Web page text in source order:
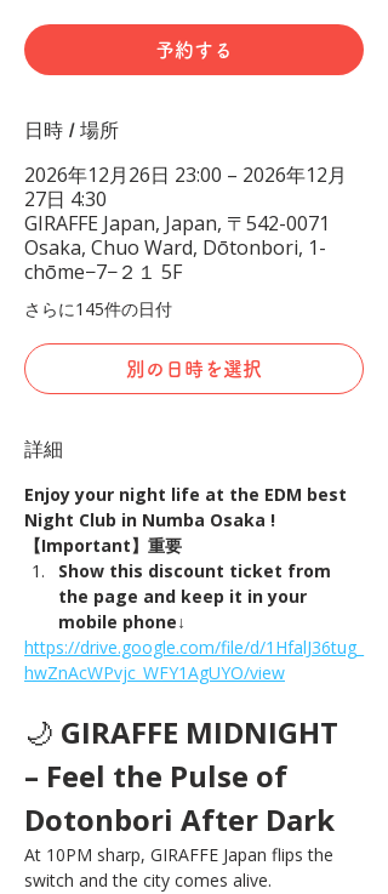
予約する
日時 / 場所
2026年12月26日 23:00 – 2026年12月
27日 4:30
GIRAFFE Japan, Japan, 〒542-0071
Osaka, Chuo Ward, Dōtonbori, 1-
chōme−7−２１ 5F
さらに145件の日付
別の日時を選択
詳細
Enjoy your night life at the EDM best
Night Club in Numba Osaka !
【Important】重要
Show this discount ticket from
the page and keep it in your
mobile phone↓
https://drive.google.com/file/d/1HfalJ36tug_
hwZnAcWPvjc_WFY1AgUYO/view
🌙 GIRAFFE MIDNIGHT
– Feel the Pulse of
Dotonbori After Dark
At 10PM sharp, GIRAFFE Japan flips the
switch and the city comes alive.